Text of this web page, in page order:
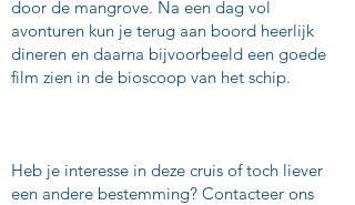
door de mangrove. Na een dag vol
avonturen kun je terug aan boord heerlijk
dineren en daarna bijvoorbeeld een goede
film zien in de bioscoop van het schip.
Heb je interesse in deze cruis of toch liever
een andere bestemming? Contacteer ons